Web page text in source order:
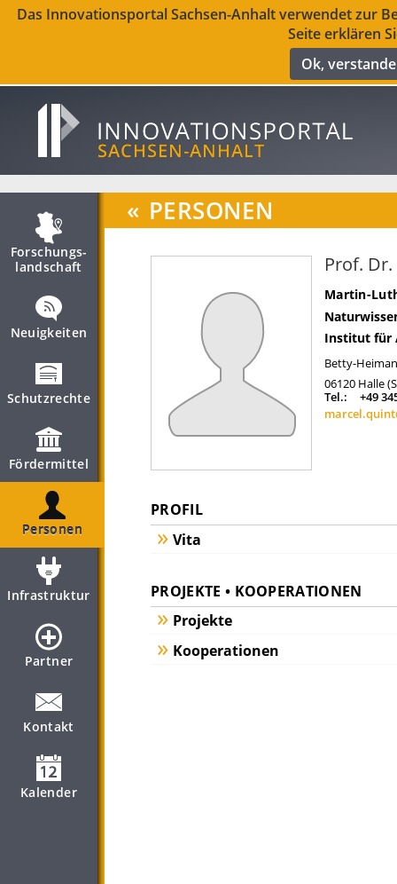
Das Innovationsportal Sachsen-Anhalt verwendet zur
Seite erklären
Ok,
Forschungs­
landschaft
Neuigkeiten
Schutzrechte
Fördermittel
Personen
Infrastruktur
Partner
Kontakt
Kalender
« PERSONEN
Prof.
Martin-
Institut für
Betty-
06120 Halle
Tel.:
+49
PROFIL
Vita
PROJEKTE • KOOPERATIONEN
Projekte
Kooperationen